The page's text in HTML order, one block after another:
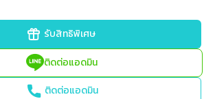
รับสิทธิพิเศษ
ติดต่อแอดมิน
ติดต่อแอดมิน